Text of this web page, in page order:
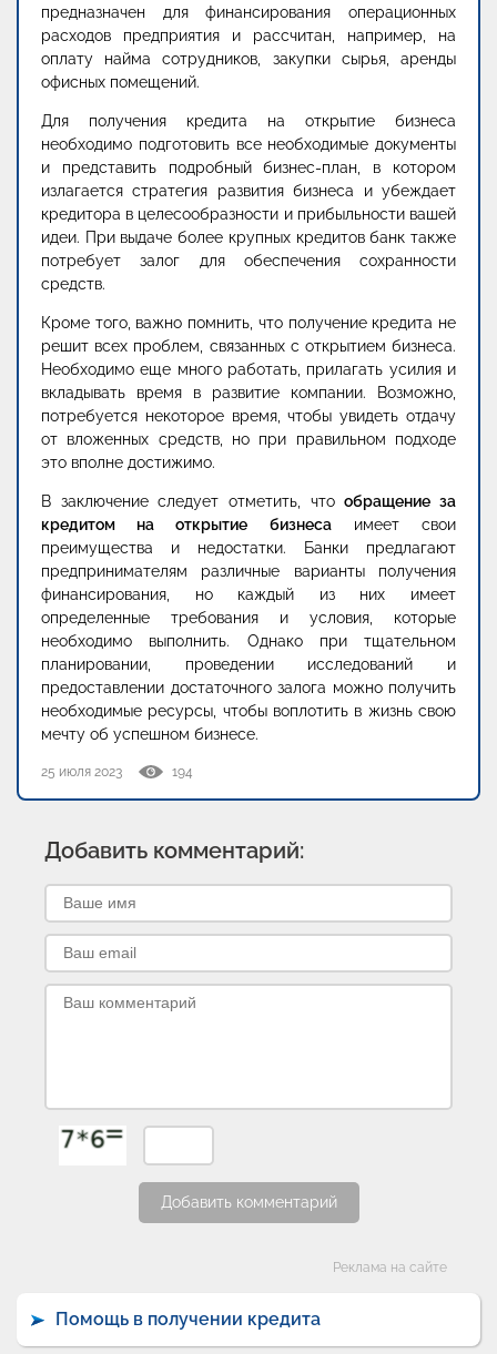
предназначен для финансирования операционных
расходов предприятия и рассчитан, например, на
оплату найма сотрудников, закупки сырья, аренды
офисных помещений.
Для получения кредита на открытие бизнеса
необходимо подготовить все необходимые документы
и представить подробный бизнес-план, в котором
излагается стратегия развития бизнеса и убеждает
кредитора в целесообразности и прибыльности вашей
идеи. При выдаче более крупных кредитов банк также
потребует залог для обеспечения сохранности
средств.
Кроме того, важно помнить, что получение кредита не
решит всех проблем, связанных с открытием бизнеса.
Необходимо еще много работать, прилагать усилия и
вкладывать время в развитие компании. Возможно,
потребуется некоторое время, чтобы увидеть отдачу
от вложенных средств, но при правильном подходе
это вполне достижимо.
В заключение следует отметить, чтообращение за
кредитом на открытие бизнесаимеет свои
преимущества и недостатки. Банки предлагают
предпринимателям различные варианты получения
финансирования, но каждый из них имеет
определенные требования и условия, которые
необходимо выполнить. Однако при тщательном
планировании, проведении исследований и
предоставлении достаточного залога можно получить
необходимые ресурсы, чтобы воплотить в жизнь свою
мечту об успешном бизнесе.
25 июля 2023 194
Добавить комментарий:
Добавить комментарий
Реклама на сайте
Помощь в получении кредита